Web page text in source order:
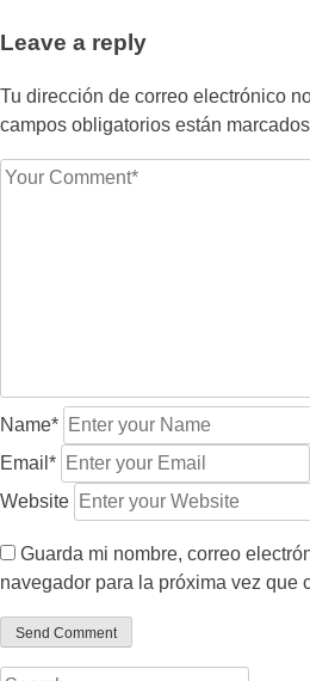
Leave a reply
Tu dirección de correo electrónico
campos obligatorios están
Name*
Email*
Website
Guarda mi nombre, correo
navegador para la próxima vez que